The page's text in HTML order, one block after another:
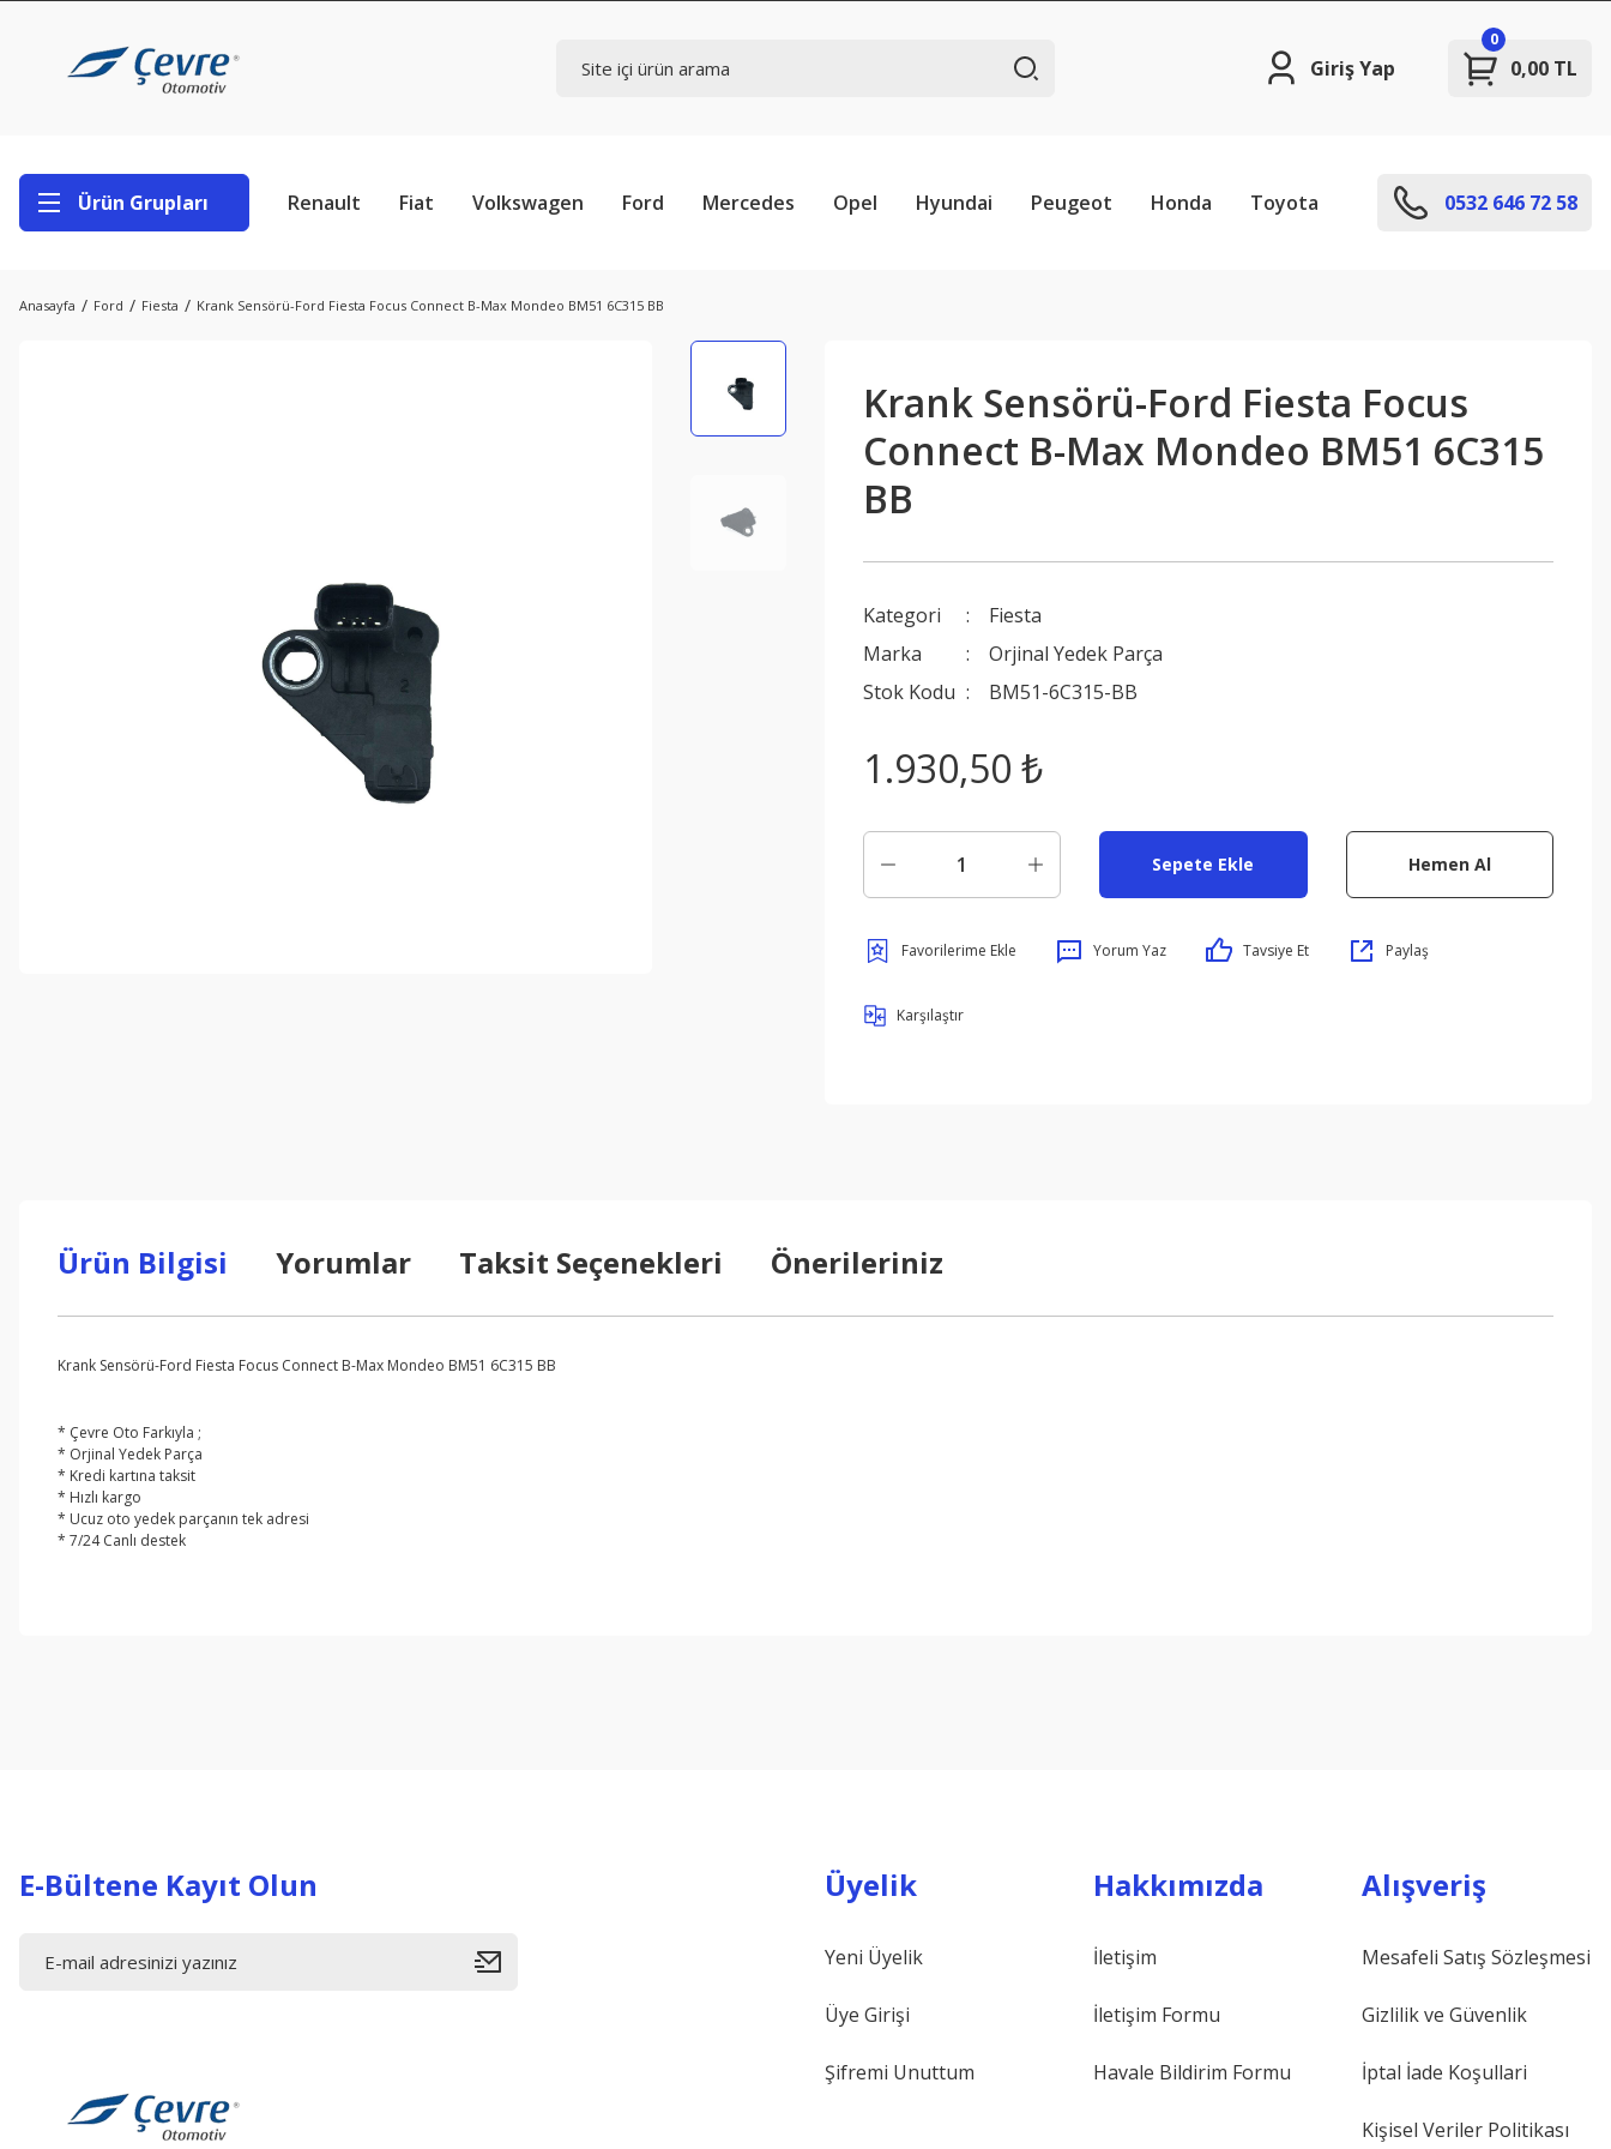
Giriş Yap 0,00 TL
0
Ürün Grupları Renault Fiat Volkswagen Ford Mercedes Opel Hyundai Peugeot Honda Toyota 0532 646 72 58
Anasayfa Ford Fiesta Krank Sensörü-Ford Fiesta Focus Connect B-Max Mondeo BM51 6C315 BB
Krank Sensörü-Ford Fiesta Focus
Connect B-Max Mondeo BM51 6C315
BB
Kategori
Fiesta
Marka
Orjinal Yedek Parça
Stok Kodu
BM51-6C315-BB
1.930,50 ₺
Sepete Ekle Hemen Al
Yorum Yaz Tavsiye Et Paylaş
Karşılaştır
Ürün Bilgisi Yorumlar Taksit Seçenekleri Önerileriniz
Krank Sensörü-Ford Fiesta Focus Connect B-Max Mondeo BM51 6C315 BB
* Çevre Oto Farkıyla ;
* Orjinal Yedek Parça
* Kredi kartına taksit
* Hızlı kargo
* Ucuz oto yedek parçanın tek adresi
* 7/24 Canlı destek
E-Bültene Kayıt Olun Üyelik
Yeni Üyelik
Üye Girişi
Şifremi Unuttum
Hakkımızda
İletişim
İletişim Formu
Havale Bildirim Formu
Alışveriş
Mesafeli Satış Sözleşmesi
Gizlilik ve Güvenlik
İptal İade Koşullari
Kişisel Veriler Politikası